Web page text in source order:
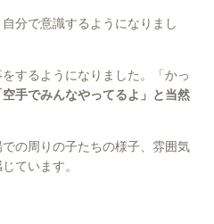
分で意識するようになりまし
するようになりました。「かっ
空手でみんなやってるよ」と当然
の周りの子たちの様子、雰囲気
ています。